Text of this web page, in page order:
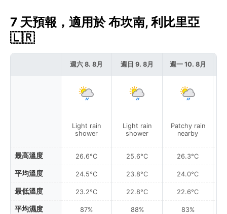
7 天預報，適用於 布坎南, 利比里亞
🇱🇷
最高溫度
平均溫度
最低溫度
平均濕度
週六 8. 8月
Light rain
shower
26.6°C
24.5°C
23.2°C
87%
週日 9. 8月
Light rain
shower
25.6°C
23.8°C
22.8°C
88%
週一 10. 8月
Patchy rain
nearby
26.3°C
24.0°C
22.6°C
83%